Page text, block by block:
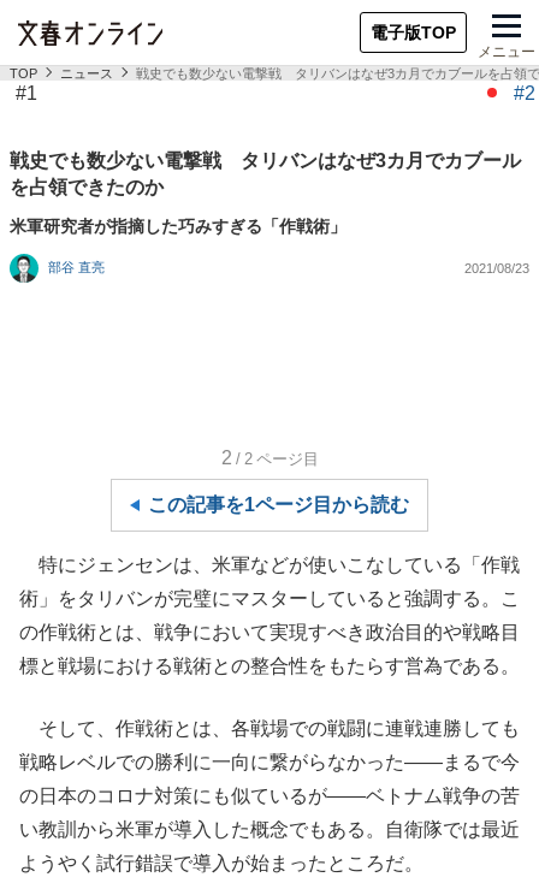
電子版TOP
メニュー
TOP ニュース 戦史でも数少ない電撃戦 タリバンはなぜ3カ月でカブールを占領
#1 #2
戦史でも数少ない電撃戦 タリバンはなぜ3カ月でカブール
を占領できたのか
米軍研究者が指摘した巧みすぎる「作戦術」
部谷 直亮 2021/08/23
2 /2 ページ目
この記事を1ページ目から読む
特にジェンセンは、米軍などが使いこなしている「作戦
術」をタリバンが完璧にマスターしていると強調する。こ
の作戦術とは、戦争において実現すべき政治目的や戦略目
標と戦場における戦術との整合性をもたらす営為である。
そして、作戦術とは、各戦場での戦闘に連戦連勝しても
戦略レベルでの勝利に一向に繋がらなかった――まるで今
の日本のコロナ対策にも似ているが――ベトナム戦争の苦
い教訓から米軍が導入した概念でもある。自衛隊では最近
ようやく試行錯誤で導入が始まったところだ。